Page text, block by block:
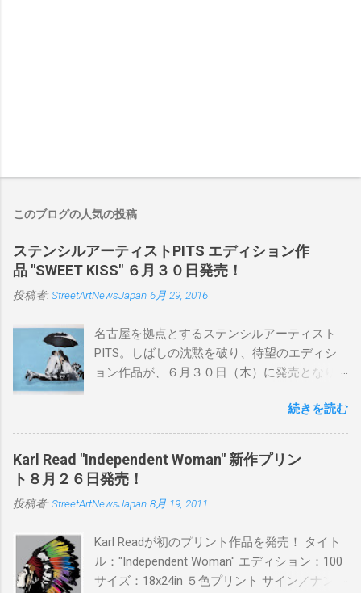
このブログの人気の投稿
ステンシルアーティストPITS エディション作
品 "SWEET KISS" ６月３０日発売！
投稿者: StreetArtNewsJapan 6月 29, 2016
名古屋を拠点とするステンシルアーティスト
PITS。しばしの沈黙を破り、待望のエディシ
ョン作品が、６月３０日（木）に発売となり
品に落とし込むスタイルは今作でも健在。(
PITSの過去記事はこちらから ) 発売日：6月30
日(木)19時 タイトル：SWEET KISS カラー：
BLUE/MINT GREEN/PINK/YELLOW エディショ
ン：各色５ サイズ：800mm × 550mm 価格：
¥16,000(¥17,280) 購入は、 こちら から
続きを読む
Karl Read "Independent Woman" 新作プリン
ト８月２６日発売！
投稿者: StreetArtNewsJapan 8月 19, 2011
Karl Readが初のプリント作品を発売！ タイト
ル："Independent Woman" エディション：100
サイズ：18x24in ５色プリント サイン／ナンバ